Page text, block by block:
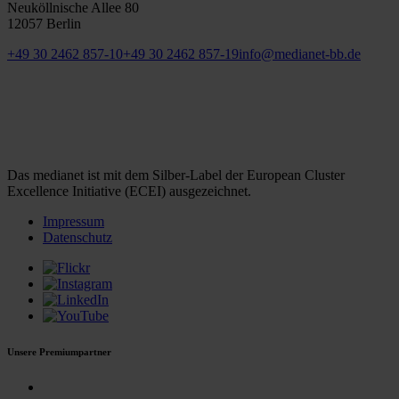
Neuköllnische Allee 80
12057 Berlin
+49 30 2462 857-10+49 30 2462 857-19info@medianet-bb.de
Das medianet ist mit dem Silber-Label der European Cluster
Excellence Initiative (ECEI) ausgezeichnet.
Impressum
Datenschutz
Unsere Premiumpartner